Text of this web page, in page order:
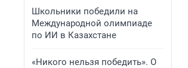
Школьники победили на
Международной олимпиаде
по ИИ в Казахстане
«Никого нельзя победить». О